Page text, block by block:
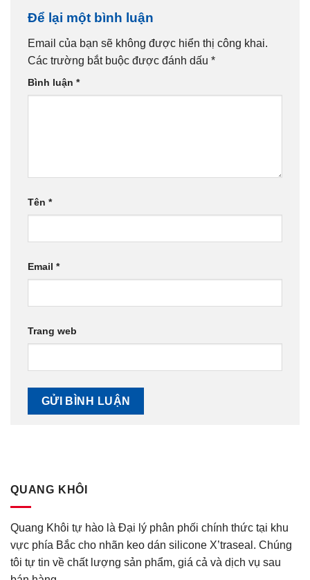
Để lại một bình luận
Email của bạn sẽ không được hiển thị công khai.
Các trường bắt buộc được đánh dấu *
Bình luận *
Tên *
Email *
Trang web
QUANG KHÔI
Quang Khôi tự hào là Đại lý phân phối chính thức tại khu
vực phía Bắc cho nhãn keo dán silicone X’traseal. Chúng
tôi tự tin về chất lượng sản phẩm, giá cả và dịch vụ sau